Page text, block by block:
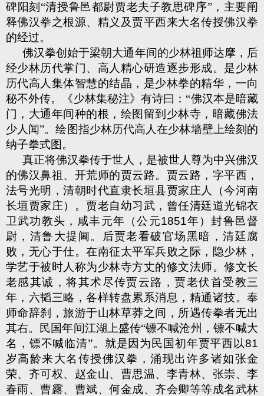
碑阳刻“清授鲁邑都尉贾老夫子教思碑序”，主要阐
释佛汉拳之根源、精义及贾平西来大名传授佛汉拳
的经过。
佛汉拳创始于梁朝大通年间的少林祖师达摩，后
经少林历代掌门、高人精心研造逐步形成。是少林
历代高人集体智慧的结晶，是少林拳的精华，一向
秘不外传。《少林集秘注》有诗曰：“佛汉本是暗藏
门，大通年间种的根，绘图留到少林寺，暗藏佛法
少人闻”。绘图指少林历代高人在少林墙壁上绘刻的
纳子拳式图。
真正将佛汉拳传于世人，是被世人尊为中兴佛汉
的佛汉鼻祖、开荒师的贾云路。贾云路，字平西，
法号光明，清朝时代直隶长垣县贾家庄人（今河南
长垣贾家庄）。贾老自幼习武，曾任清廷道光锦衣
卫武功教头，咸丰元年（公元1851年）封鲁邑督
尉，清鲁大提阃。后贾老看破官场黑暗，清廷腐
败，无心于仕。在南征太平军兵败之际，隐少林，
学艺于被时人称为少林寺方丈的修文法师。修文长
老感其诚，将其术尽传贾云路，贾老伏首受教三
年，六韬三略，各样转盘累系消息，精通诸技。奉
师命辞刹，旅游于山林草莽之间，所遇传拳者无出
其右。民国年间江湖上盛传“镖不喊沧州，镖不喊大
名，镖不喊临清”。就是因为民国初年贾平西以81
岁高龄来大名传授佛汉拳，涌现出许多诸如张金
荣、齐可权、赵金山、曹思温、李青林、张崇、李
春雨、曹露、曹斌、何金成、齐会卿等等成名武林